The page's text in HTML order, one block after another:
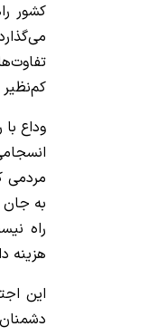
کشور
وداع
مردمی
به
راه
هزینه
این